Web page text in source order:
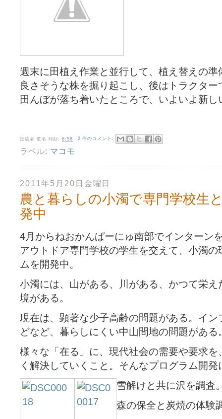
週末に田植え作業と並行して、植え替えの準
良さそうな株を掘り起こし、後はトラクタ
田んぼが落ち着いたところで、いよいよ新
投稿者 匿名 時刻:6:58 2 件のコメント:
ラベル: マコモ
2011年5月20日金曜日
農と暮らしの小濁で専門学校生
発中
4月からねおかんぱーにゅ南部でインターン
アウトドア専門学校の学生を交えて、小濁
ムを開発中。
小濁には、山がある、川がある、かつて栄
境がある。
現在は、顕著な少子高齢の問題がある。イ
どなど、暮らしにくい中山間地の問題がある
様々な「在る」に、現代社会の需要や要求
く解決していくこと。そんなプログラム開
雪解けと共に沢を調査
森の保全と炭焼の体験